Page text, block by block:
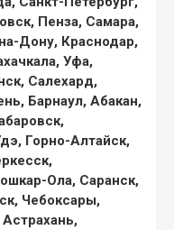
Пенза, Самара,
Дону, Краснодар,
Уфа,
Салехард,
Барнаул, Абакан,
Горно-Алтайск,
Ола, Саранск,
Чебоксары,